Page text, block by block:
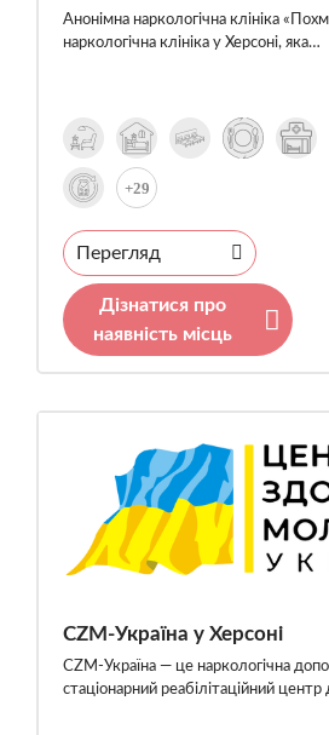
Анонімна наркологічна клініка
наркологічна клініка у Херсоні, яка…
+29
Перегляд
Дізнатися про
наявність місць
CZM-Україна у Херсоні
CZM-Україна — це наркологічна
стаціонарний реабілітаційний